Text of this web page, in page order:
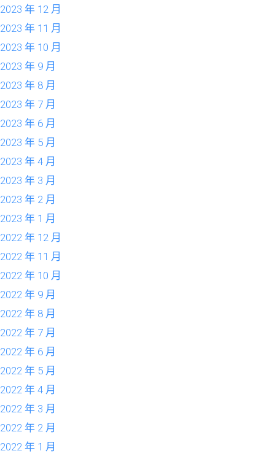
2023 年 12 月
2023 年 11 月
2023 年 10 月
2023 年 9 月
2023 年 8 月
2023 年 7 月
2023 年 6 月
2023 年 5 月
2023 年 4 月
2023 年 3 月
2023 年 2 月
2023 年 1 月
2022 年 12 月
2022 年 11 月
2022 年 10 月
2022 年 9 月
2022 年 8 月
2022 年 7 月
2022 年 6 月
2022 年 5 月
2022 年 4 月
2022 年 3 月
2022 年 2 月
2022 年 1 月